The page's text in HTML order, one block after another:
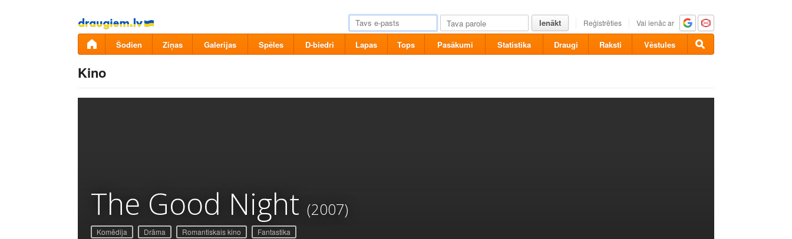
Pāriet
uz
saturu
Ienākt Reģistrēties Vai ienāc ar
Šodien Ziņas Galerijas Spēles D-biedri Lapas Tops Pasākumi Statistika Draugi Raksti Vēstules
Kino
The Good Night (2007)
Komēdija Drāma Romantiskais kino Fantastika